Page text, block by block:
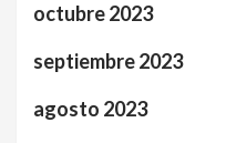
octubre 2023
septiembre 2023
agosto 2023